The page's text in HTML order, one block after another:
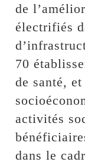
de
électrifiés
70
de santé,
activités
dans le